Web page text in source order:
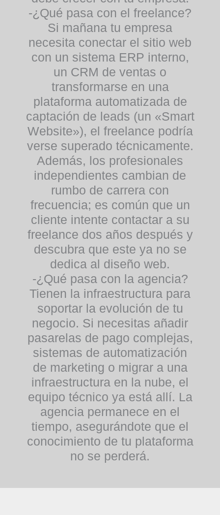
-¿Qué pasa con el freelance?
Si mañana tu empresa
necesita conectar el sitio web
con un sistema ERP interno,
un CRM de ventas o
transformarse en una
plataforma automatizada de
captación de leads (un «Smart
Website»), el freelance podría
verse superado técnicamente.
Además, los profesionales
independientes cambian de
rumbo de carrera con
frecuencia; es común que un
cliente intente contactar a su
freelance dos años después y
descubra que este ya no se
dedica al diseño web.
-¿Qué pasa con la agencia?
Tienen la infraestructura para
soportar la evolución de tu
negocio. Si necesitas añadir
pasarelas de pago complejas,
sistemas de automatización
de marketing o migrar a una
infraestructura en la nube, el
equipo técnico ya está allí. La
agencia permanece en el
tiempo, asegurándote que el
conocimiento de tu plataforma
no se perderá.